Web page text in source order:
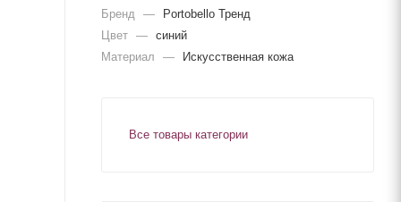
Бренд
—
Portobello Тренд
Цвет — синий
Материал
— Искусственная кожа
Все товары категории